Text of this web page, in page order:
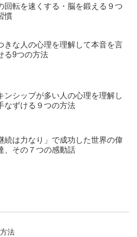
回転を速くする・脳を鍛える９つ
慣
きな人の心理を理解して本音を言
る9つの方法
ンシップが多い人の心理を理解し
なずける９つの方法
続は力なり」で成功した世界の偉
、その７つの感動話
法